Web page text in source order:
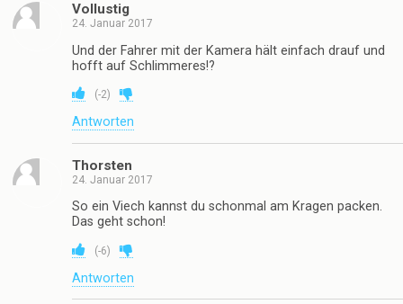
Vollustig
24. Januar 2017
Und der Fahrer mit der Kamera hält einfach drauf und
hofft auf Schlimmeres!?
(-2)
Antworten
Thorsten
24. Januar 2017
So ein Viech kannst du schonmal am Kragen packen.
Das geht schon!
(-6)
Antworten